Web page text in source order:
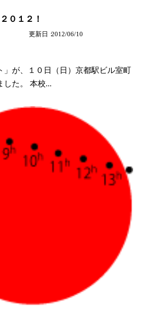
０１２！
更新日 2012/06/10
」が、１０日（日）京都駅ビル室町
した。 本校...